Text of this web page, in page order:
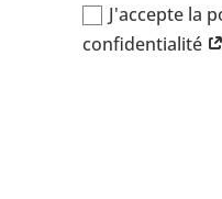
J'accepte la
confidentialité